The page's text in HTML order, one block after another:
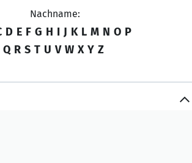
Nachname:
D E F G H I J K L M N O P
Q R S T U V W X Y Z